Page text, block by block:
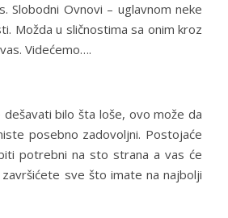
Slobodni Ovnovi – uglavnom neke
Možda u sličnostima sa onim kroz
Videćemo….
bilo šta loše, ovo može da
posebno zadovoljni. Postojaće
potrebni na sto strana a vas će
sve što imate na najbolji